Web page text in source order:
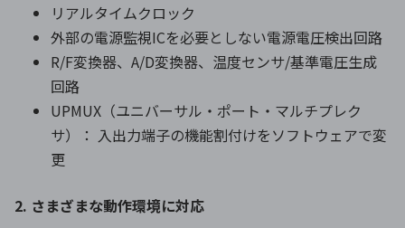
リアルタイムクロック
外部の電源監視ICを必要としない電源電圧検出回路
R/F変換器、A/D変換器、温度センサ/基準電圧生成
回路
UPMUX（ユニバーサル・ポート・マルチプレク
サ）： 入出力端子の機能割付けをソフトウェアで変
更
2. さまざまな動作環境に対応